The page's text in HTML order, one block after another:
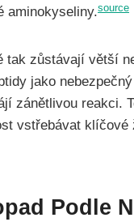
aminokyseliny.source
tak zůstávají větší
jako
zánětlivou reakci.
vstřebávat
Podle